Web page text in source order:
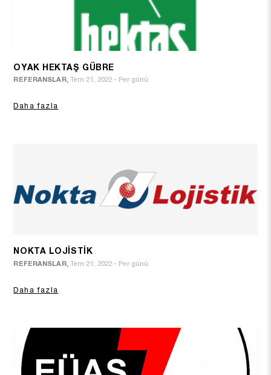
OYAK HEKTAŞ GÜBRE
REFERANSLAR, Tem 21, 2022 - Per günü
Daha fazla
NOKTA LOJİSTİK
REFERANSLAR, Tem 21, 2022 - Per günü
Daha fazla